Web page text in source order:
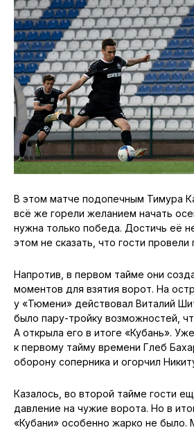
В этом матче подопечным Тимура
всё же горели желанием начать
нужна только победа. Достичь её
этом не сказать, что гости провели
Напротив, в первом тайме они
моментов для взятия ворот. На
у «Тюмени» действовал Виталий
было пару-тройку возможностей,
А открыла его в итоге «Кубань».
к первому тайму времени Глеб
оборону соперника и огорчил
Казалось, во второй тайме гости
давление на чужие ворота. Но в
«Кубани» особенно жарко не было.